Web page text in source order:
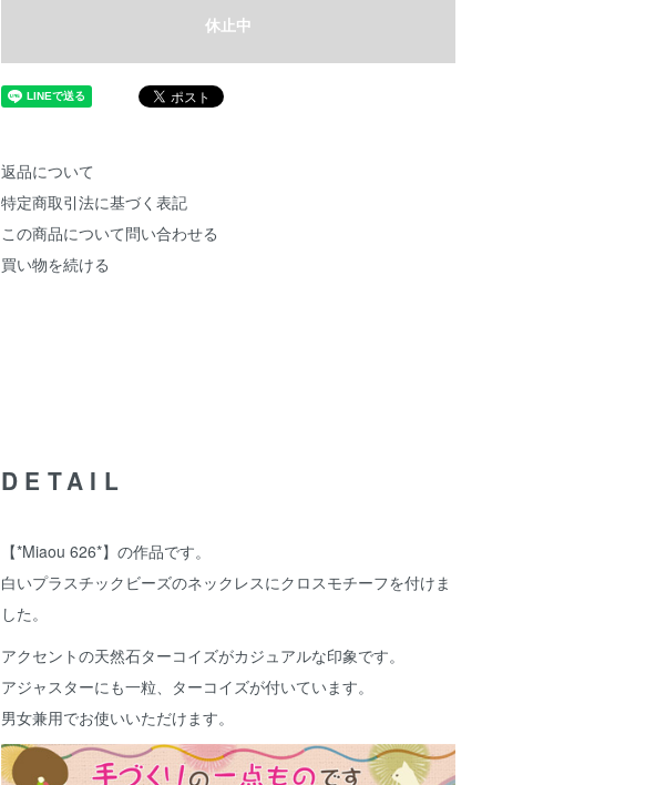
休止中
返品について
特定商取引法に基づく表記
この商品について問い合わせる
買い物を続ける
DETAIL
【*Miaou 626*】の作品です。
白いプラスチックビーズのネックレスにクロスモチーフを付けま
した。
アクセントの天然石ターコイズがカジュアルな印象です。
アジャスターにも一粒、ターコイズが付いています。
男女兼用でお使いいただけます。